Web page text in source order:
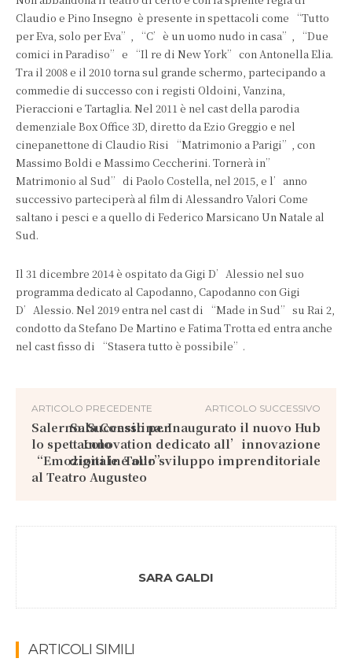
Claudio e Pino Insegno è presente in spettacoli come “Tutto
per Eva, solo per Eva”, “C’è un uomo nudo in casa”, “Due
comici in Paradiso” e “Il re di New York” con Antonella Elia.
Tra il 2008 e il 2010 torna sul grande schermo, partecipando a
commedie di successo con i registi Oldoini, Vanzina,
Pieraccioni e Tartaglia. Nel 2011 è nel cast della parodia
demenziale Box Office 3D, diretto da Ezio Greggio e nel
cinepanettone di Claudio Risi “Matrimonio a Parigi”, con
Massimo Boldi e Massimo Ceccherini. Tornerà in”
Matrimonio al Sud” di Paolo Costella, nel 2015, e l’anno
successivo parteciperà al film di Alessandro Valori Come
saltano i pesci e a quello di Federico Marsicano Un Natale al
Sud.
Il 31 dicembre 2014 è ospitato da Gigi D’Alessio nel suo
programma dedicato al Capodanno, Capodanno con Gigi
D’Alessio. Nel 2019 entra nel cast di “Made in Sud” su Rai 2,
condotto da Stefano De Martino e Fatima Trotta ed entra anche
nel cast fisso di “Stasera tutto è possibile”.
ARTICOLO PRECEDENTE
Salerno. Successo per
lo spettacolo
“Emozioni in Tour”
al Teatro Augusteo
ARTICOLO SUCCESSIVO
Sala Consilina. Inaugurato il nuovo Hub
Innovation dedicato all’innovazione
digitale e allo sviluppo imprenditoriale
SARA GALDI
ARTICOLI SIMILI